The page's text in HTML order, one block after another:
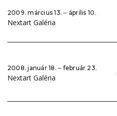
2009. március 13. ‒ április 10.
Nextart Galéria
2008. január 18. ‒ február 23.
Nextart Galéria